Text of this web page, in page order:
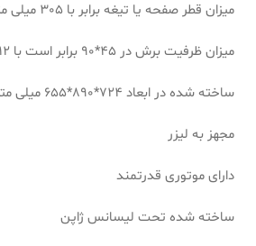
میزان قطر صفحه یا تیغه برابر با 305 میلی متر
میزان ظرفیت برش در 45*90 برابر است با 312*68
ساخته شده در ابعاد 724*890*655 میلی متر
مجهز به لیزر
دارای موتوری قدرتمند
ساخته شده تحت لیسانس ژاپن